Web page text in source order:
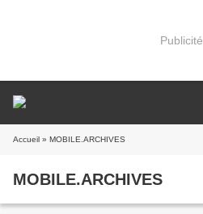
Publicité
Accueil » MOBILE.ARCHIVES
MOBILE.ARCHIVES